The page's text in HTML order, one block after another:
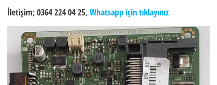
İletişim; 0364 224 04 25, Whatsapp için tıklayınız